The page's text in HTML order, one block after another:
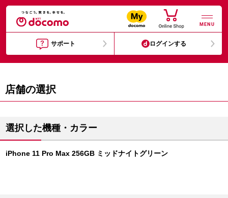
MENU
サポート ログインする
店舗の選択
選択した機種・カラー
iPhone 11 Pro Max 256GB ミッドナイトグリーン